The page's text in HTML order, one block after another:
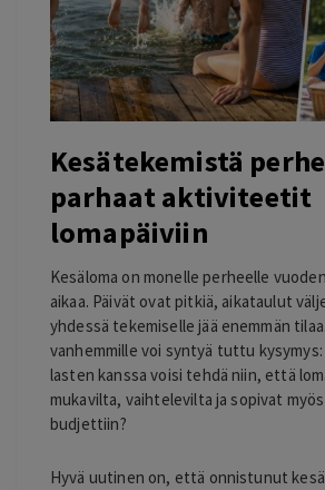
Kesätekemistä
parhaat aktiviteetit
lomapäiviin
Kesäloma on monelle perheelle
aikaa. Päivät ovat pitkiä, aikataulut
yhdessä tekemiselle jää enemmän
vanhemmille voi syntyä tuttu kysymys:
lasten kanssa voisi tehdä niin, että
mukavilta, vaihtelevilta ja sopivat
budjettiin?
Hyvä uutinen on, että onnistunut